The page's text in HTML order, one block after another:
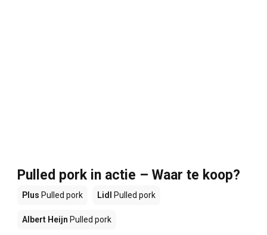
Pulled pork in actie – Waar te koop?
Plus Pulled pork Lidl Pulled pork
Albert Heijn Pulled pork